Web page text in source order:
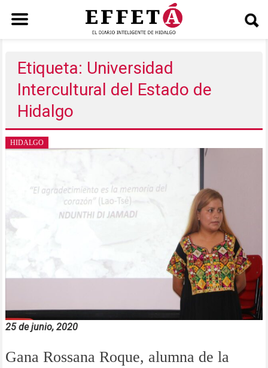
contenidoEtiqueta: Universidad
Intercultural del Estado de
Hidalgo
HIDALGO
25 de junio, 2020
Gana Rossana Roque, alumna de la